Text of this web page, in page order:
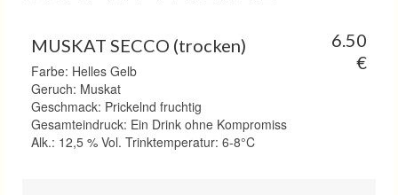
MUSKAT SECCO (trocken)
Farbe: Helles Gelb
Geruch: Muskat
Geschmack: Prickelnd fruchtig
Gesamteindruck: Ein Drink ohne Kompromiss
Alk.: 12,5 % Vol. Trinktemperatur: 6-8°C
6.50
€